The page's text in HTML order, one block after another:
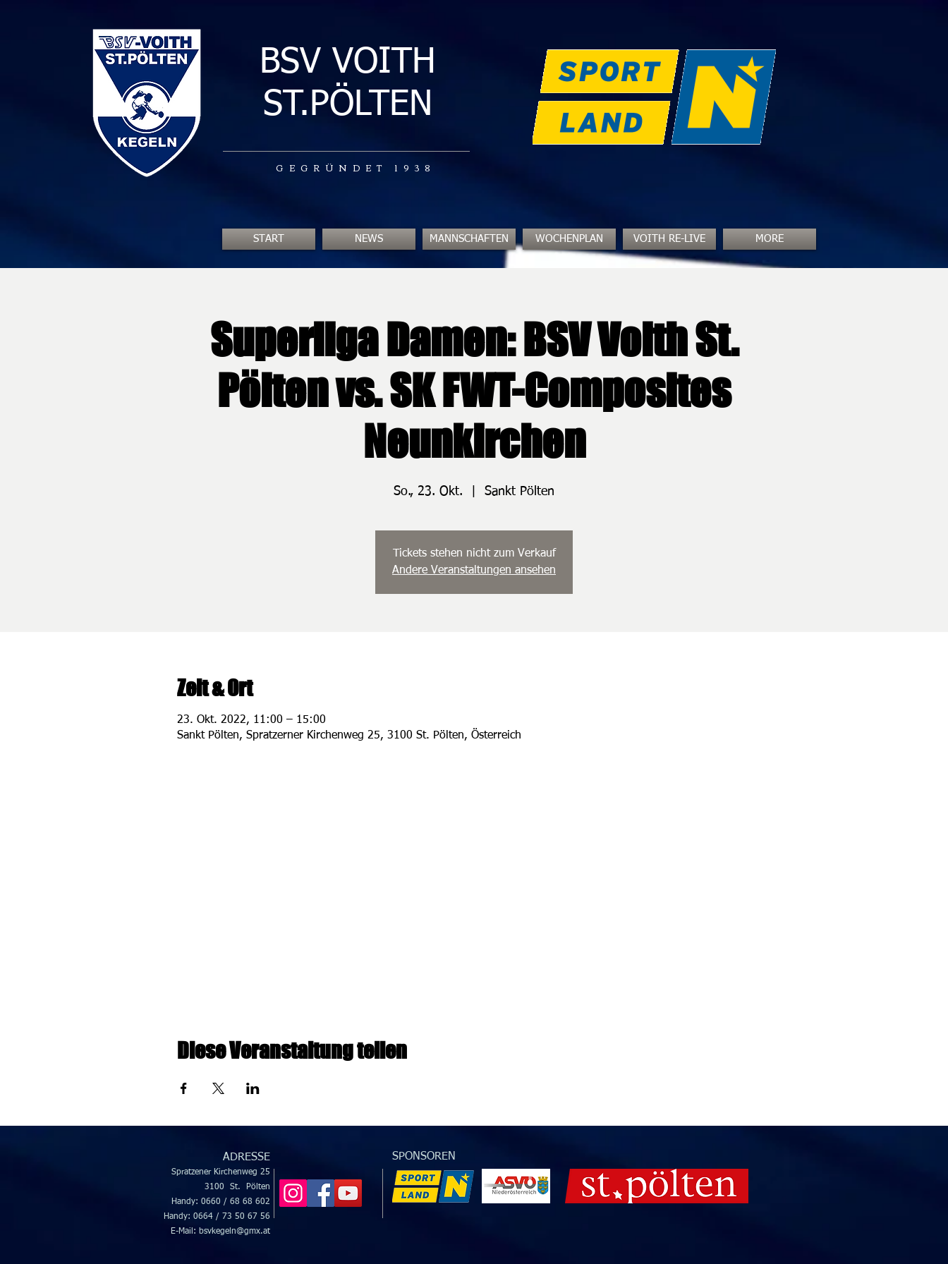
BSV VOITH
ST.PÖLTEN
GEGRÜNDET 1938
START NEWS MANNSCHAFTEN WOCHENPLAN VOITH RE-LIVE MORE
Superliga Damen: BSV Voith St.
Pölten vs. SK FWT-Composites
Neunkirchen
So., 23. Okt. Sankt Pölten
Tickets stehen nicht zum Verkauf
Andere Veranstaltungen ansehen
Zeit & Ort
23. Okt. 2022, 11:00 – 15:00
Sankt Pölten, Spratzerner Kirchenweg 25, 3100 St. Pölten, Österreich
Diese Veranstaltung teilen
ADRESSE
Spratzener Kirchenweg 25
3100 St. Pölten
Handy: 0660 / 68 68 602
Handy: 0664 / 73 50 67 56
E-Mail: bsvkegeln@gmx.at
SPONSOREN